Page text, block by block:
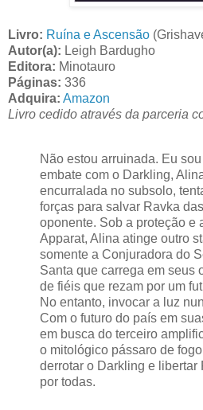
Livro: Ruína e Ascensão
Autor(a): Leigh Bardugho
Editora: Minotauro
Páginas: 336
Adquira: Amazon
Livro cedido através da parceria
Não estou arruinada. Eu
embate com o Darkling,
encurralada no subsolo,
forças para salvar Ravka
oponente. Sob a proteção e
Apparat, Alina atinge outro
somente a Conjuradora do
Santa que carrega em seus
de fiéis que rezam por um
No entanto, invocar a luz
Com o futuro do país em
em busca do terceiro
o mitológico pássaro de
derrotar o Darkling e libertar
por todas.